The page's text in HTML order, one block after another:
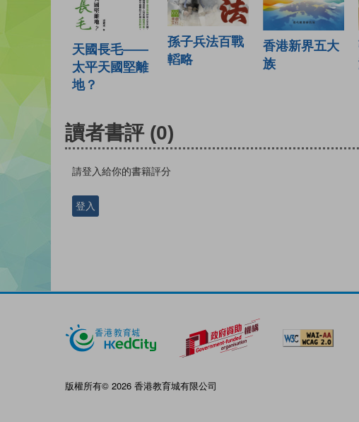
天國長毛——
太平天國堅離
地？
孫子兵法百戰
轁略
香港新界五大
族
讀者書評 (0)
請登入給你的書籍評分
登入
版權所有© 2026 香港教育城有限公司